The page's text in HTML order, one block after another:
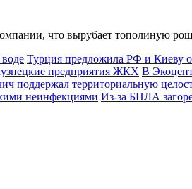
что вырубает тополиную
Турция предложила РФ и Киеву
предприятия ЖКХ В
поддержал территориальную
неинфекциями Из-за БПЛА